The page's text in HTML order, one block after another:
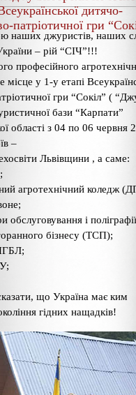
дитячо-
патріотичної гри
наших джуристів, наших
– рій “СІЧ”!!!
професійного
у 1-у етапі
гри “Сокіл” (
бази “Карпати”
області з 04 по 06 червня
–
Львівщини , а саме:
агротехнічний коледж
обслуговування і
бізнесу (ТСП);
що Україна має ким
гідних нащадків!